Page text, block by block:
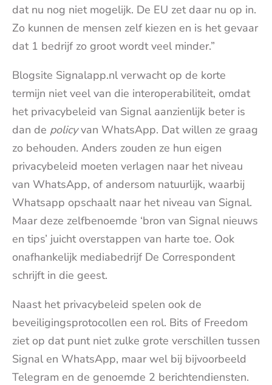
dat nu nog niet mogelijk. De EU zet daar nu op in.
Zo kunnen de mensen zelf kiezen en is het gevaar
dat 1 bedrijf zo groot wordt veel minder.”
Blogsite Signalapp.nl verwacht op de korte
termijn niet veel van die interoperabiliteit, omdat
het privacybeleid van Signal aanzienlijk beter is
dan de policyvan WhatsApp. Dat willen ze graag
zo behouden. Anders zouden ze hun eigen
privacybeleid moeten verlagen naar het niveau
van WhatsApp, of andersom natuurlijk, waarbij
Whatsapp opschaalt naar het niveau van Signal.
Maar deze zelfbenoemde ‘bron van Signal nieuws
en tips’ juicht overstappen van harte toe. Ook
onafhankelijk mediabedrijf De Correspondent
schrijft in die geest.
Naast het privacybeleid spelen ook de
beveiligingsprotocollen een rol. Bits of Freedom
ziet op dat punt niet zulke grote verschillen tussen
Signal en WhatsApp, maar wel bij bijvoorbeeld
Telegram en de genoemde 2 berichtendiensten.